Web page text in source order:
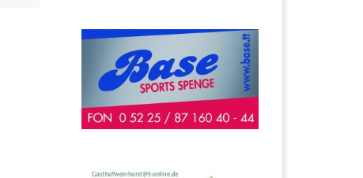
Liga- und
Freundschaftsspiele
bis zum 30. April folgt
der SV Häger den
Empfehlungen des
Fußballkreises und der